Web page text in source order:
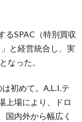
るSPAC（特別買収
と経営統合し、実
なった。
初めて。A,L.I.テ
上場により、ドロ
国内外から幅広く